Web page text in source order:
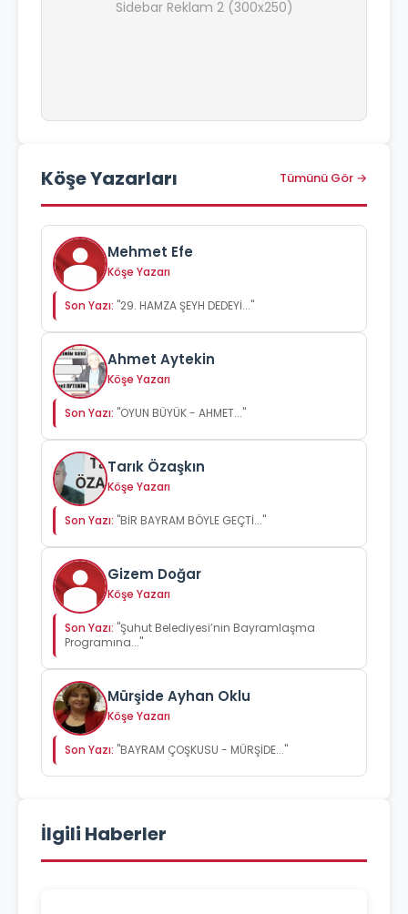
Sidebar Reklam 2 (300x250)
Köşe Yazarları Tümünü Gör →
Mehmet Efe
Köşe Yazarı
Son Yazı: "29. HAMZA ŞEYH DEDEYİ..."
Ahmet Aytekin
Köşe Yazarı
Son Yazı: "OYUN BÜYÜK - AHMET..."
Tarık Özaşkın
Köşe Yazarı
Son Yazı: "BİR BAYRAM BÖYLE GEÇTİ..."
Gizem Doğar
Köşe Yazarı
Son Yazı: "Şuhut Belediyesi’nin Bayramlaşma
Programına..."
Mürşide Ayhan Oklu
Köşe Yazarı
Son Yazı: "BAYRAM ÇOŞKUSU - MÜRŞİDE..."
İlgili Haberler